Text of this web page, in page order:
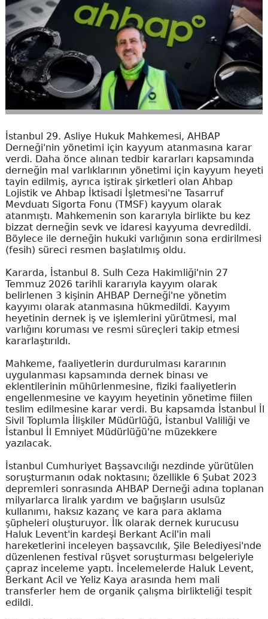
İstanbul 29. Asliye Hukuk Mahkemesi, AHBAP
Derneği'nin yönetimi için kayyum atanmasına karar
verdi. Daha önce alınan tedbir kararları kapsamında
derneğin mal varlıklarının yönetimi için kayyum heyeti
tayin edilmiş, ayrıca iştirak şirketleri olan Ahbap
Lojistik ve Ahbap İktisadi İşletmesi'ne Tasarruf
Mevduatı Sigorta Fonu (TMSF) kayyum olarak
atanmıştı. Mahkemenin son kararıyla birlikte bu kez
bizzat derneğin sevk ve idaresi kayyuma devredildi.
Böylece ile derneğin hukuki varlığının sona erdirilmesi
(fesih) süreci resmen başlatılmış oldu.
Kararda, İstanbul 8. Sulh Ceza Hakimliği'nin 27
Temmuz 2026 tarihli kararıyla kayyım olarak
belirlenen 3 kişinin AHBAP Derneği'ne yönetim
kayyımı olarak atanmasına hükmedildi. Kayyım
heyetinin dernek iş ve işlemlerini yürütmesi, mal
varlığını koruması ve resmi süreçleri takip etmesi
kararlaştırıldı.
Mahkeme, faaliyetlerin durdurulması kararının
uygulanması kapsamında dernek binası ve
eklentilerinin mühürlenmesine, fiziki faaliyetlerin
engellenmesine ve kayyım heyetinin yönetime fiilen
teslim edilmesine karar verdi. Bu kapsamda İstanbul İl
Sivil Toplumla İlişkiler Müdürlüğü, İstanbul Valiliği ve
İstanbul İl Emniyet Müdürlüğü'ne müzekkere
yazılacak.
İstanbul Cumhuriyet Başsavcılığı nezdinde yürütülen
soruşturmanın odak noktasını; özellikle 6 Şubat 2023
depremleri sonrasında AHBAP Derneği adına toplanan
milyarlarca liralık yardım ve bağışların usulsüz
kullanımı, haksız kazanç ve kara para aklama
şüpheleri oluşturuyor. İlk olarak dernek kurucusu
Haluk Levent'in kardeşi Berkant Acil'in mali
hareketlerini inceleyen başsavcılık, Şile Belediyesi'nde
düzenlenen festival rüşvet soruşturması belgeleriyle
çapraz inceleme yaptı. İncelemelerde Haluk Levent,
Berkant Acil ve Yeliz Kaya arasında hem mali
transferler hem de organik çalışma birlikteliği tespit
edildi.